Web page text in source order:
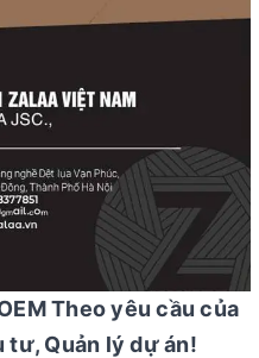
Theo yêu cầu của
tư, Quản lý dự án!